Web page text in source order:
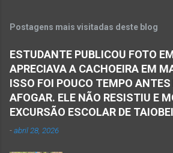
ficaram presas nas
Pelotão do Corpo de
Janaúba seguiram para o
morreu e a outra vítima
ferida e foi levada pelos
para o hospital na cidade
Postagens mais visitadas deste blog
ESTUDANTE PUBLICOU FOTO
APRECIAVA A CACHOEIRA EM
ISSO FOI POUCO TEMPO ANTES
AFOGAR. ELE NÃO RESISTIU E
EXCURSÃO ESCOLAR DE
-abril 28, 2026